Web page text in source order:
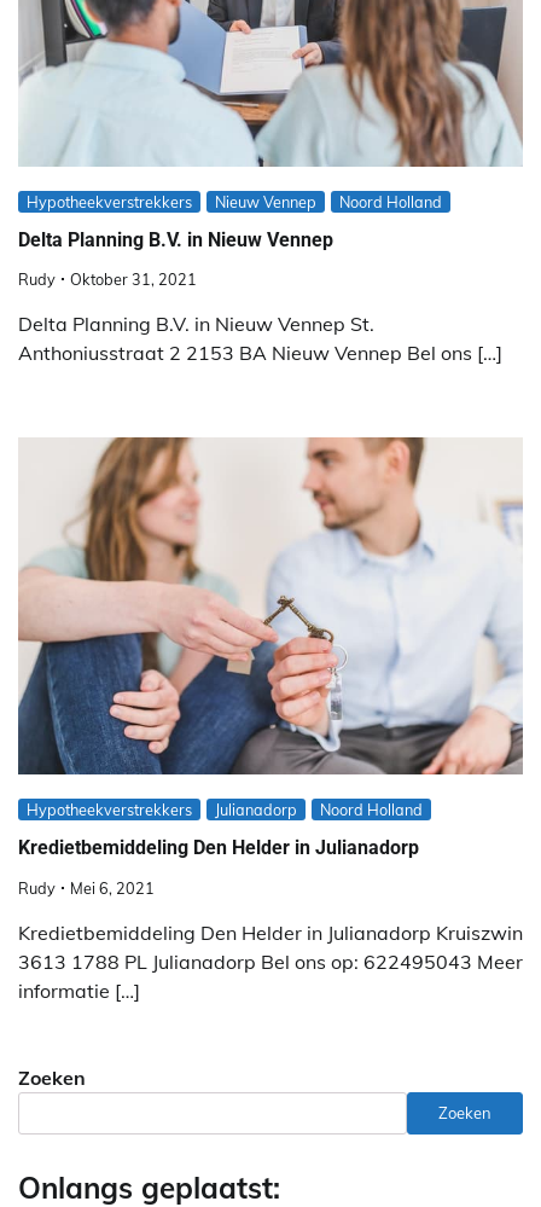
Hypotheekverstrekkers Nieuw Vennep Noord Holland
Delta Planning B.V. in Nieuw Vennep
Rudy Oktober 31, 2021
Delta Planning B.V. in Nieuw Vennep St.
Anthoniusstraat 2 2153 BA Nieuw Vennep Bel ons […]
Hypotheekverstrekkers Julianadorp Noord Holland
Kredietbemiddeling Den Helder in Julianadorp
Rudy Mei 6, 2021
Kredietbemiddeling Den Helder in Julianadorp Kruiszwin
3613 1788 PL Julianadorp Bel ons op: 622495043 Meer
informatie […]
Zoeken
Zoeken
Onlangs geplaatst: